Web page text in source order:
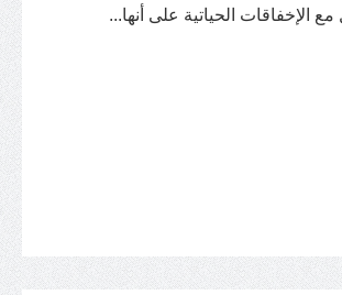
مع الإخفاقات الحياتية على أنها...